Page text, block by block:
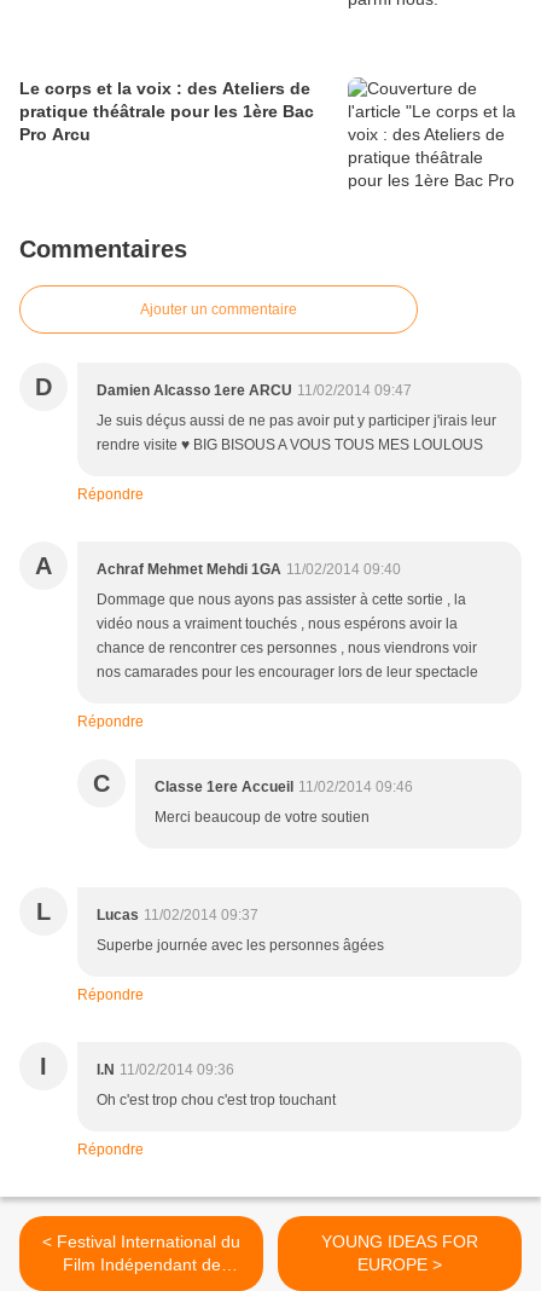
Le corps et la voix : des Ateliers de
pratique théâtrale pour les 1ère Bac
Pro Arcu
Commentaires
Ajouter un commentaire
D Damien Alcasso 1ere ARCU 11/02/2014 09:47
Je suis déçus aussi de ne pas avoir put y participer j'irais leur
rendre visite ♥ BIG BISOUS A VOUS TOUS MES LOULOUS
Répondre
A Achraf Mehmet Mehdi 1GA 11/02/2014 09:40
Dommage que nous ayons pas assister à cette sortie , la
vidéo nous a vraiment touchés , nous espérons avoir la
chance de rencontrer ces personnes , nous viendrons voir
nos camarades pour les encourager lors de leur spectacle
Répondre
C Classe 1ere Accueil 11/02/2014 09:46
Merci beaucoup de votre soutien
L Lucas 11/02/2014 09:37
Superbe journée avec les personnes âgées
Répondre
I I.N 11/02/2014 09:36
Oh c'est trop chou c'est trop touchant
Répondre
< Festival International du
Film Indépendant de
YOUNG IDEAS FOR
EUROPE >